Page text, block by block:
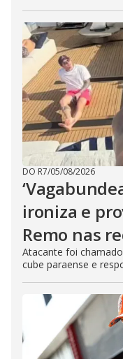
DO R7/05/08/2026
ironiza e
Remo nas
Atacante foi chamado
cube paraense e